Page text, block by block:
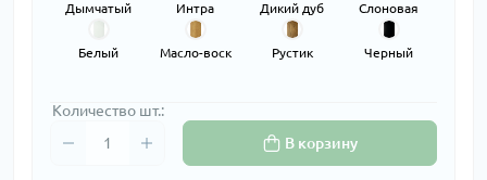
Дымчатый Интра Дикий дуб
Слоновая
кость
Белый
Масло-воск Рустик Черный
Количество шт.:
В корзину